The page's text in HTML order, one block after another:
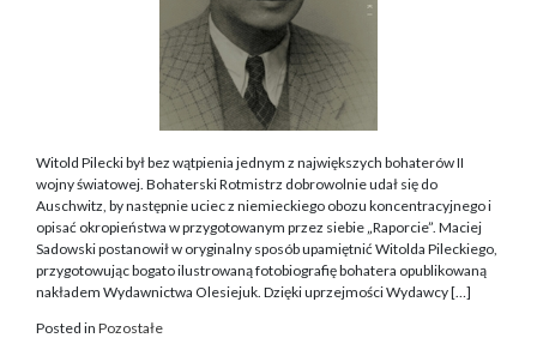
Witold Pilecki był bez wątpienia jednym z największych bohaterów II
wojny światowej. Bohaterski Rotmistrz dobrowolnie udał się do
Auschwitz, by następnie uciec z niemieckiego obozu koncentracyjnego i
opisać okropieństwa w przygotowanym przez siebie „Raporcie”. Maciej
Sadowski postanowił w oryginalny sposób upamiętnić Witolda Pileckiego,
przygotowując bogato ilustrowaną fotobiografię bohatera opublikowaną
nakładem Wydawnictwa Olesiejuk. Dzięki uprzejmości Wydawcy […]
Posted in Pozostałe